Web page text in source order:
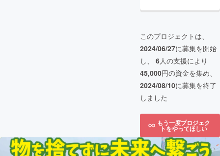
このプロジェクトは、
2024/06/27に募集を開始
し、 6人の支援により
45,000円の資金を集め、
2024/08/10に募集を終了
しました
もう一度プロジェク
トをやってほしい